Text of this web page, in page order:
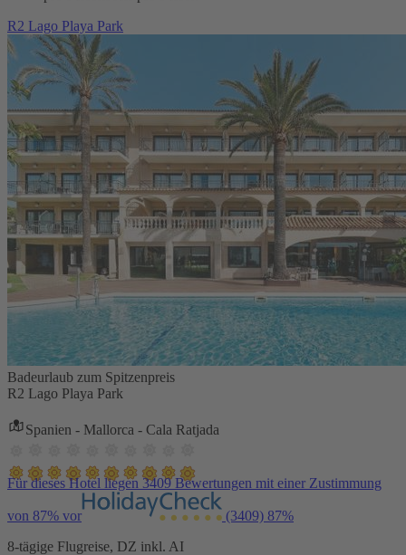
R2 Lago Playa Park
Badeurlaub zum Spitzenpreis
R2 Lago Playa Park
Spanien - Mallorca - Cala Ratjada
Für dieses Hotel liegen 3409 Bewertungen mit einer Zustimmung
von 87% vor (3409) 87%
8-tägige Flugreise, DZ inkl. AI